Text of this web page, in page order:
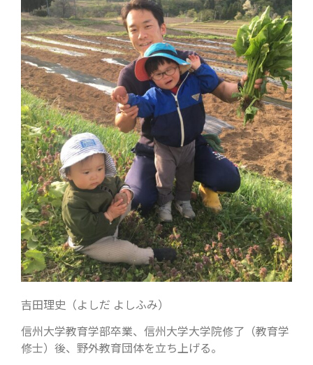
吉田理史（よしだ よしふみ）
信州大学教育学部卒業、信州大学大学院修了（教育学
修士）後、野外教育団体を立ち上げる。